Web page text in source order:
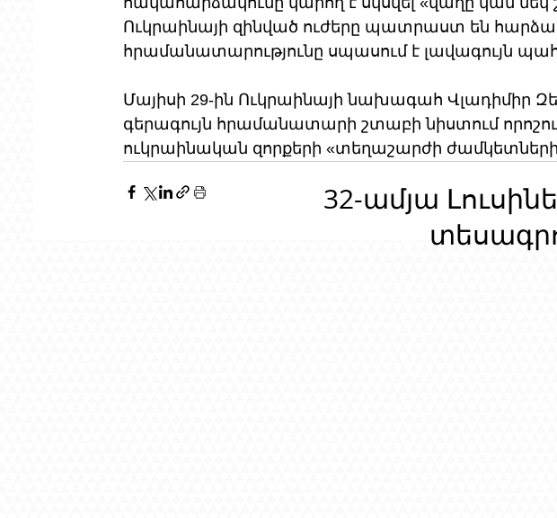
Ուկրաինայի զինված ուժերը պատրաստ են
հրամանատարությունը սպասում է լավագույն
Մայիսի 29-ին Ուկրաինայի նախագահ Վլադիմիր
գերագույն հրամանատարի շտաբի նիստում
ուկրաինական զորքերի «տեղաշարժի ժամկետների
32-ամյա